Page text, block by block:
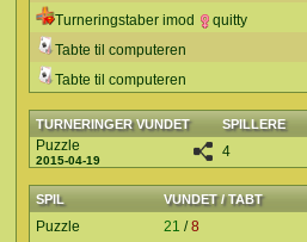
Turneringstaber imod
quitty
Tabte til computeren
Tabte til computeren
TURNERINGER VUNDET SPILLERE
Puzzle
2015-04-19
4
SPIL VUNDET / TABT
Puzzle 21 /8